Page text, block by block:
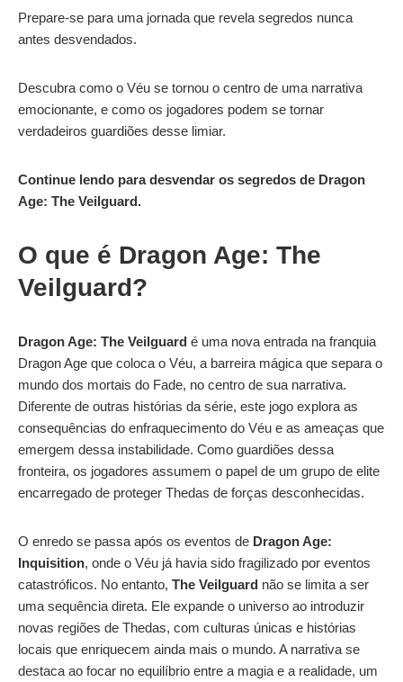
Prepare-se para uma jornada que revela segredos nunca
antes desvendados.
Descubra como o Véu se tornou o centro de uma narrativa
emocionante, e como os jogadores podem se tornar
verdadeiros guardiões desse limiar.
Continue lendo para desvendar os segredos de Dragon
Age: The Veilguard.
O que é Dragon Age: The
Veilguard?
Dragon Age: The Veilguard é uma nova entrada na franquia
Dragon Age que coloca o Véu, a barreira mágica que separa o
mundo dos mortais do Fade, no centro de sua narrativa.
Diferente de outras histórias da série, este jogo explora as
consequências do enfraquecimento do Véu e as ameaças que
emergem dessa instabilidade. Como guardiões dessa
fronteira, os jogadores assumem o papel de um grupo de elite
encarregado de proteger Thedas de forças desconhecidas.
O enredo se passa após os eventos de Dragon Age:
Inquisition, onde o Véu já havia sido fragilizado por eventos
catastróficos. No entanto, The Veilguard não se limita a ser
uma sequência direta. Ele expande o universo ao introduzir
novas regiões de Thedas, com culturas únicas e histórias
locais que enriquecem ainda mais o mundo. A narrativa se
destaca ao focar no equilíbrio entre a magia e a realidade, um